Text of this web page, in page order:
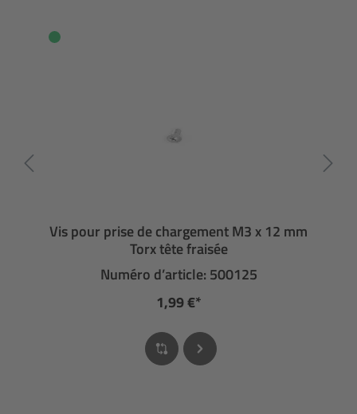
Vis pour prise de chargement M3 x 12 mm
Torx tête fraisée
Numéro d’article: 500125
1,99 €*